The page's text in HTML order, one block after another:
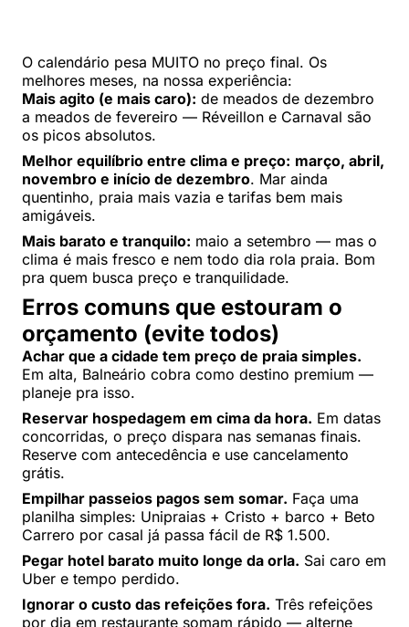
O calendário pesa MUITO no preço final. Os
melhores meses, na nossa experiência:
Mais agito (e mais caro): de meados de dezembro
a meados de fevereiro — Réveillon e Carnaval são
os picos absolutos.
Melhor equilíbrio entre clima e preço: março, abril,
novembro e início de dezembro. Mar ainda
quentinho, praia mais vazia e tarifas bem mais
amigáveis.
Mais barato e tranquilo: maio a setembro — mas o
clima é mais fresco e nem todo dia rola praia. Bom
pra quem busca preço e tranquilidade.
Erros comuns que estouram o
orçamento (evite todos)
Achar que a cidade tem preço de praia simples.
Em alta, Balneário cobra como destino premium —
planeje pra isso.
Reservar hospedagem em cima da hora. Em datas
concorridas, o preço dispara nas semanas finais.
Reserve com antecedência e use cancelamento
grátis.
Empilhar passeios pagos sem somar. Faça uma
planilha simples: Unipraias + Cristo + barco + Beto
Carrero por casal já passa fácil de R$ 1.500.
Pegar hotel barato muito longe da orla. Sai caro em
Uber e tempo perdido.
Ignorar o custo das refeições fora. Três refeições
por dia em restaurante somam rápido — alterne